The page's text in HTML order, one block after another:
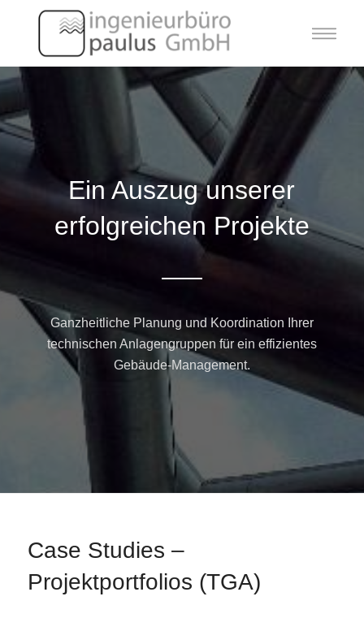
Ein Auszug unserer
erfolgreichen Projekte
Ganzheitliche Planung und Koordination Ihrer
technischen Anlagengruppen für ein effizientes
Gebäude-Management.
Case Studies –
Projektportfolios (TGA)